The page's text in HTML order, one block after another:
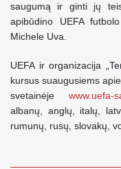
saugumą ir ginti jų
apibūdino UEFA
Michele Uva.
UEFA ir organizacija
kursus suaugusiems
svetainėje www.uefa-
albanų, anglų, italų,
rumunų, rusų, slovakų,